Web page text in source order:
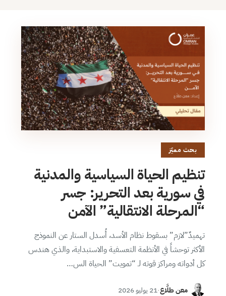
بحث مميّز
تنظيم الحياة السياسية والمدنية
في سورية بعد التحرير: جسر
“المرحلة الانتقالية” الآمن
تهميدٌ”لازم” بسقوط نظام الأسد، أُسدل الستار عن النموذج
الأكثر توحشاً في الأنظمة التعسفية والاستبداية، والذي هندس
كل أدواته ومراكز قوته لـ “تمويت” الحياة الس…
معن طلَّاع·21 يوليو 2026